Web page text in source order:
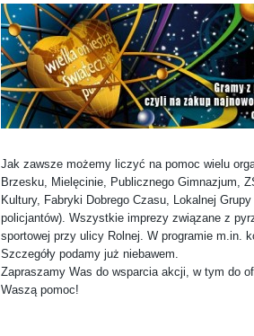
Jak zawsze możemy liczyć na pomoc wielu
Brzesku, Mielęcinie, Publicznego Gimnazjum,
Kultury, Fabryki Dobrego Czasu, Lokalnej
policjantów). Wszystkie imprezy związane z
sportowej przy ulicy Rolnej. W programie m.in.
Szczegóły podamy już niebawem.
Zapraszamy Was do wsparcia akcji, w tym do
Waszą pomoc!